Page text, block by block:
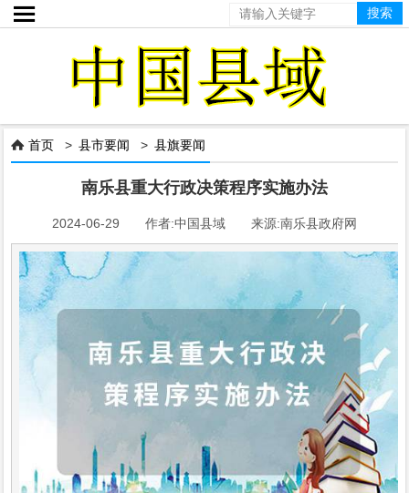

 首页 >县市要闻 >县旗要闻
南乐县重大行政决策程序实施办法
2024-06-29 作者:中国县域 来源:南乐县政府网